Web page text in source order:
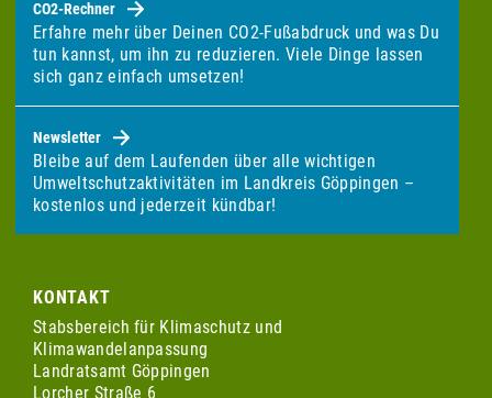
CO2-Rechner
Erfahre mehr über Deinen CO2-Fußabdruck und was Du
tun kannst, um ihn zu reduzieren. Viele Dinge lassen
sich ganz einfach umsetzen!
Newsletter
Bleibe auf dem Laufenden über alle wichtigen
Umweltschutzaktivitäten im Landkreis Göppingen –
kostenlos und jederzeit kündbar!
KONTAKT
Stabsbereich für Klimaschutz und
Klimawandelanpassung
Landratsamt Göppingen
Lorcher Straße 6